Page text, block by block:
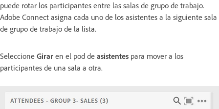
puede rotar los participantes entre las salas de grupo de trabajo.
Adobe Connect asigna cada uno de los asistentes a la siguiente sala
de grupo de trabajo de la lista.
Seleccione Girar en el pod de asistentes para mover a los
participantes de una sala a otra.